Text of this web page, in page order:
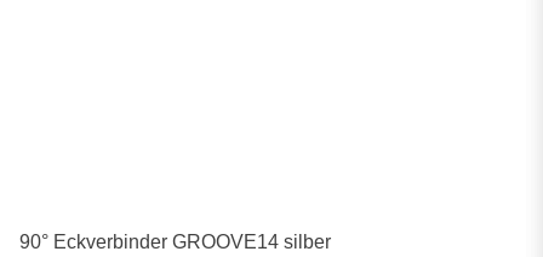
90° Eckverbinder GROOVE14 silber